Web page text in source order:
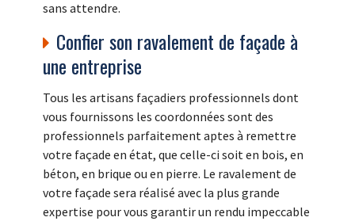
sans attendre.
Confier son ravalement de façade à
une entreprise
Tous les artisans façadiers professionnels dont
vous fournissons les coordonnées sont des
professionnels parfaitement aptes à remettre
votre façade en état, que celle-ci soit en bois, en
béton, en brique ou en pierre. Le ravalement de
votre façade sera réalisé avec la plus grande
expertise pour vous garantir un rendu impeccable